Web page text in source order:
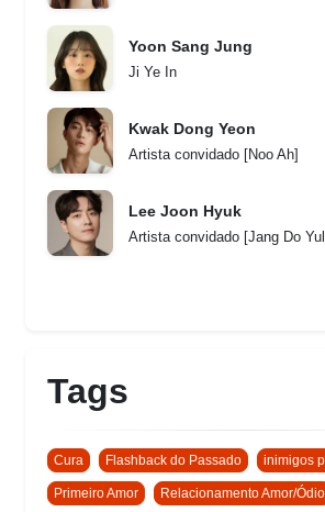
Yoon Sang Jung
Ji Ye In
Kwak Dong Yeon
Artista convidado [Noo Ah]
Lee Joon Hyuk
Artista convidado [Jang Do
Tags
Cura Flashback do Passado inimigos
Primeiro Amor Relacionamento Amor/Ódio